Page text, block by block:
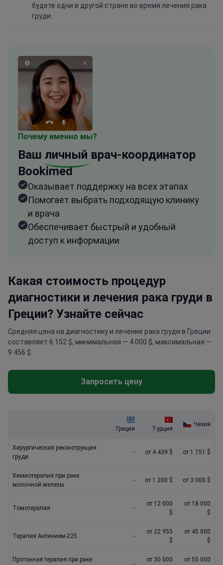
Какая стоимость процедур
диагностики и лечения рака груди в
Греции? Узнайте сейчас
Средняя цена на диагностику и лечение рака груди в Греции
составляет 6 152 $, минимальная — 4 000 $, максимальная —
9 456 $.
Запросить цену
Греция Турция
Чехия
Хирургическая реконструкция
груди
- от 4 439 $ от 1 751 $
Химиотерапия при раке
молочной железы
- от 1 200 $ от 3 000 $
Томотерапия -
от 12 000
$
от 18 000
$
Терапия Актинием-225 -
от 22 955
$
от 45 000
$
Протонная терапия при раке от 30 000 от 55 000
будете одни в другой стране во время лечения рака
груди.
Почему именно мы?
Ваш личный врач-координатор
Bookimed
Оказывает поддержку на всех этапах
Помогает выбрать подходящую клинику
и врача
Обеспечивает быстрый и удобный
доступ к информации